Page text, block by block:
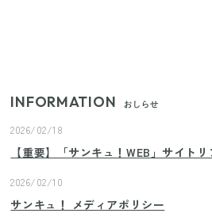
INFORMATION おしらせ
2026/02/18
【重要】「サンキュ！WEB」サイト
2026/02/10
サンキュ！ メディアポリシー